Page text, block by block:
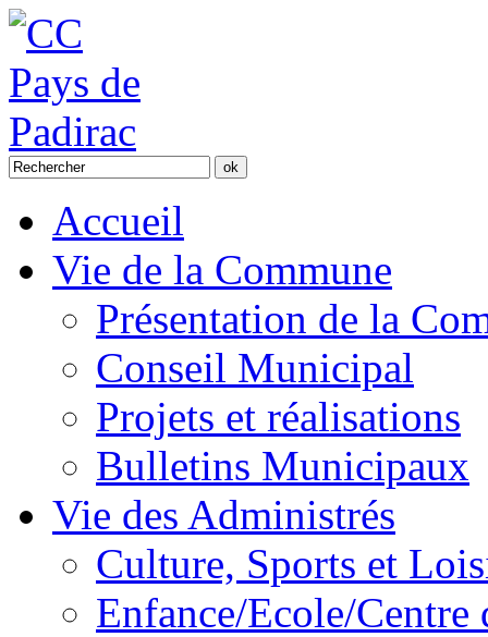
Accueil
Vie de la Commune
Présentation de la
Conseil Municipal
Projets et réalisations
Bulletins Municipaux
Vie des Administrés
Culture, Sports et
Enfance/Ecole/Centre